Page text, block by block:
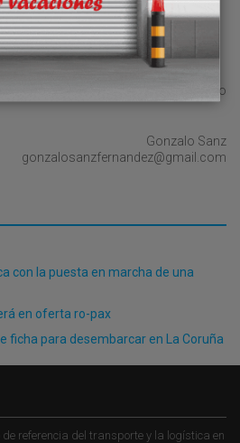
que aquellos con una situación
más precaria y necesitan a los
salir del pozo. Pero no se puede
sin rigor y seriedad y las
el primero de mayo son de todo,
seriedad y el rigor es el último refugio
Gonzalo Sanz
gonzalosanzfernandez@gmail.com
con la puesta en marcha de una
en oferta ro-pax
ficha para desembarcar en La Coruña
referencia del transporte y la logística en